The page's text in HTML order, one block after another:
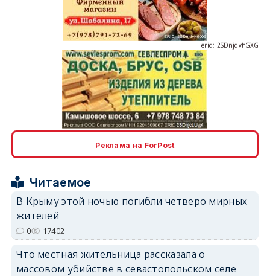
erid: 2SDnjdvhGXG
erid: 2SDnjdPjgYS
Реклама на ForPost
Читаемое
В Крыму этой ночью погибли четверо мирных
жителей
0 17402
Что местная жительница рассказала о
массовом убийстве в севастопольском селе